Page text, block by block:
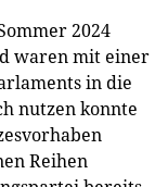
2024
waren mit einer
in die
nutzen konnte
Reihen